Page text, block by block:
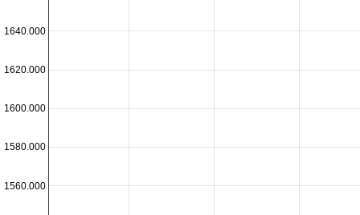
1560.000
1580.000
1600.000
1620.000
1640.000